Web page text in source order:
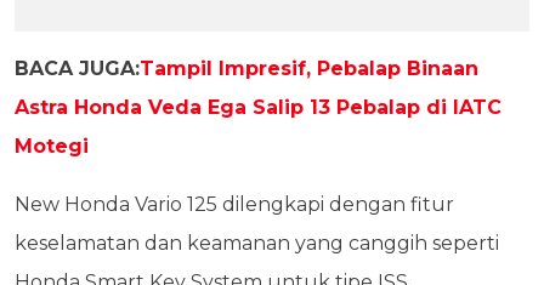
BACA JUGA:Tampil Impresif, Pebalap Binaan
Astra Honda Veda Ega Salip 13 Pebalap di IATC
Motegi
New Honda Vario 125 dilengkapi dengan fitur
keselamatan dan keamanan yang canggih seperti